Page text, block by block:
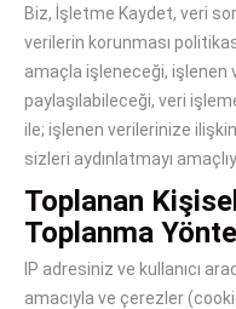
Biz, İşletme Kaydet, veri
verilerin korunması
amaçla işleneceği, işlenen
paylaşılabileceği, veri
ile; işlenen verilerinize
sizleri aydınlatmayı
Toplanan
Toplanma
IP adresiniz ve kullanıcı
amacıyla ve çerezler